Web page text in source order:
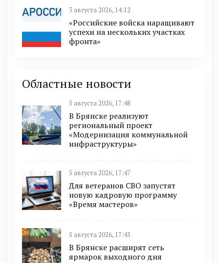
3 августа 2026, 14:12
«Российские войска наращивают
успехи на нескольких участках
фронта»
Областные новости
5 августа 2026, 17:48
В Брянске реализуют
региональный проект
«Модернизация коммунальной
инфраструктуры»
5 августа 2026, 17:47
Для ветеранов СВО запустят
новую кадровую программу
«Время мастеров»
5 августа 2026, 17:43
В Брянске расширят сеть
ярмарок выходного дня